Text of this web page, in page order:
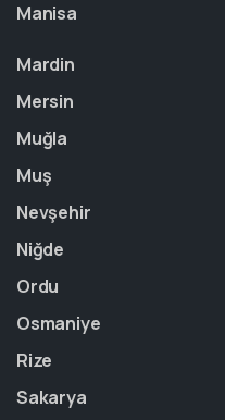
Manisa
Mardin
Mersin
Muğla
Muş
Nevşehir
Niğde
Ordu
Osmaniye
Rize
Sakarya